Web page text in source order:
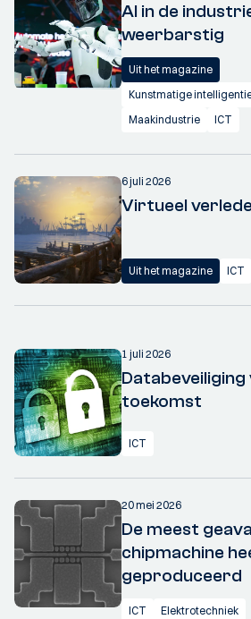
AI in de
weerbarstig
Uit het magazine
Kunstmatige
Maakindustrie
ICT
6 juli 2026
Virtueel
Uit het magazine ICT
1 juli 2026
toekomst
ICT
20 mei 2026
De meest
chipmachine
geproduceerd
ICT Elektrotechniek